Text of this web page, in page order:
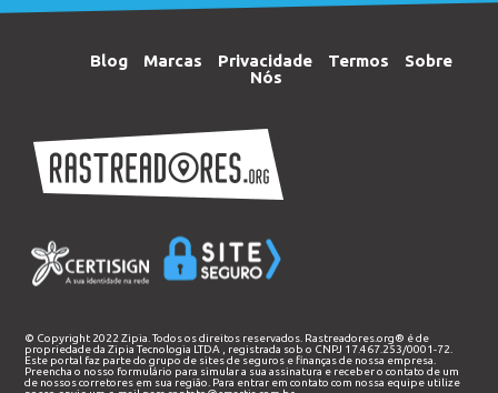
Blog Marcas Privacidade Termos
Sobre
Nós
© Copyright 2022 Zipia. Todos os direitos reservados. Rastreadores.org® é de
propriedade daZipia Tecnologia LTDA
, registrada sob o CNPJ 17.467.253/0001-72.
Este portal faz parte do grupo de sites de seguros e finanças de nossa empresa.
Preencha o nosso formulário para simular a sua assinatura e receber o contato de um
de nossos corretores em sua região. Para entrar em contato com nossa equipe utilize